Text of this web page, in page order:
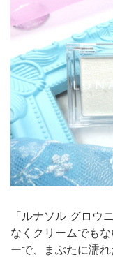
「ルナソル グロウ
なくクリームでも
ーで、まぶたに濡